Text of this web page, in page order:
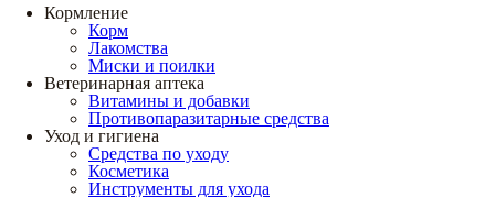
Кормление
Корм
Лакомства
Миски и поилки
Ветеринарная аптека
Витамины и добавки
Противопаразитарные средства
Уход и гигиена
Средства по уходу
Косметика
Инструменты для ухода